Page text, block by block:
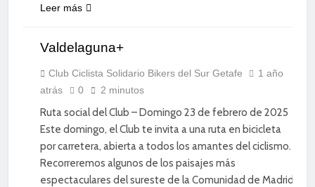
Leer más
CICLISMO
DEPORTE
DIVERSIÓN
SOCIAL
Valdelaguna+
Club Ciclista Solidario Bikers del Sur Getafe
1 año
atrás
0 2 minutos
Ruta social del Club – Domingo 23 de febrero de 2025
Este domingo, el Club te invita a una ruta en bicicleta
por carretera, abierta a todos los amantes del ciclismo.
Recorreremos algunos de los paisajes más
espectaculares del sureste de la Comunidad de Madrid,